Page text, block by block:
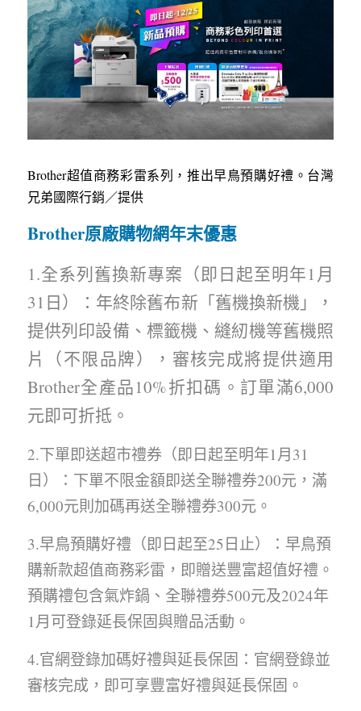
Brother超值商務彩雷系列，推出早鳥預購好禮。台灣
兄弟國際行銷／提供
Brother原廠購物網年末優惠
1.全系列舊換新專案（即日起至明年1月
31日）：年終除舊布新「舊機換新機」，
提供列印設備、標籤機、縫紉機等舊機照
片（不限品牌），審核完成將提供適用
Brother全產品10%折扣碼。訂單滿6,000
元即可折抵。
2.下單即送超市禮券（即日起至明年1月31
日）：下單不限金額即送全聯禮券200元，滿
6,000元則加碼再送全聯禮券300元。
3.早鳥預購好禮（即日起至25日止）：早鳥預
購新款超值商務彩雷，即贈送豐富超值好禮。
預購禮包含氣炸鍋、全聯禮券500元及2024年
1月可登錄延長保固與贈品活動。
4.官網登錄加碼好禮與延長保固：官網登錄並
審核完成，即可享豐富好禮與延長保固。